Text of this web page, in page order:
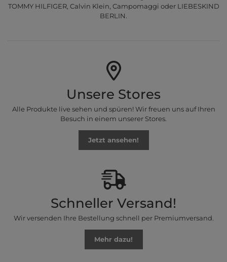
TOMMY HILFIGER, Calvin Klein, Campomaggi oder LIEBESKIND
BERLIN.
Unsere Stores
Alle Produkte live sehen und spüren! Wir freuen uns auf Ihren
Besuch in einem unserer Stores.
Jetzt ansehen!
Schneller Versand!
Wir versenden Ihre Bestellung schnell per Premiumversand.
Mehr dazu!